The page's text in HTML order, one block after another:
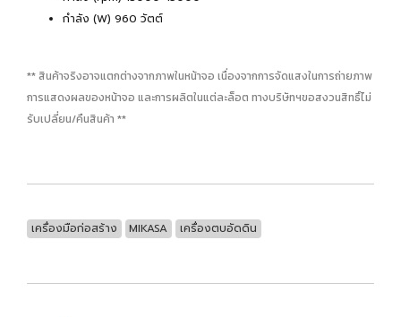
กำลัง (W) 960 วัตต์
** สินค้าจริงอาจแตกต่างจากภาพในหน้าจอ เนื่องจากการจัดแสงในการถ่ายภาพ
การแสดงผลของหน้าจอ และการผลิตในแต่ละล็อต ทางบริษัทฯขอสงวนสิทธิ์ไม่
รับเปลี่ยน/คืนสินค้า **
เครื่องมือก่อสร้าง MIKASA เครื่องตบอัดดิน